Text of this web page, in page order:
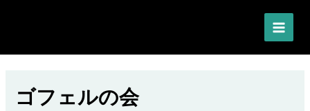
ス
MAIN
ゴフェルの会